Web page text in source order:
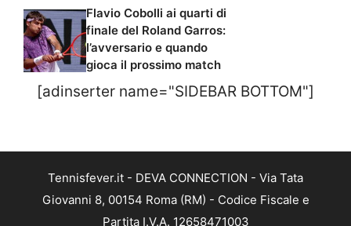
Flavio Cobolli ai quarti di
finale del Roland Garros:
l’avversario e quando
gioca il prossimo match
[adinserter name="SIDEBAR BOTTOM"]
Tennisfever.it - DEVA CONNECTION - Via Tata
Giovanni 8, 00154 Roma (RM) - Codice Fiscale e
Partita I.V.A. 12658471003